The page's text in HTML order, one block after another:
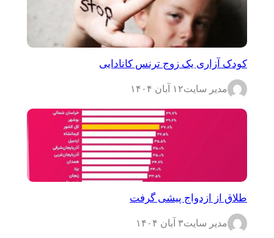
کودک آزاری یک زوج ترنس کانادایی
مدیر سایت۱۲ آبان ۱۴۰۴
طلاق از ازدواج پیشی گرفت
مدیر سایت۳ آبان ۱۴۰۴